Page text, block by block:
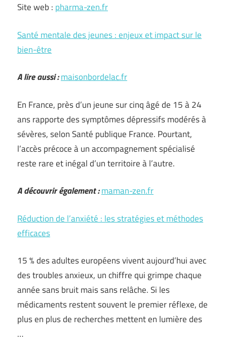
Site web : pharma-zen.fr
Santé mentale des jeunes : enjeux et impact sur le
bien-être
A lire aussi :maisonbordelac.fr
En France, près d’un jeune sur cinq âgé de 15 à 24
ans rapporte des symptômes dépressifs modérés à
sévères, selon Santé publique France. Pourtant,
l’accès précoce à un accompagnement spécialisé
reste rare et inégal d’un territoire à l’autre.
A découvrir également :maman-zen.fr
Réduction de l’anxiété : les stratégies et méthodes
efficaces
15 % des adultes européens vivent aujourd’hui avec
des troubles anxieux, un chiffre qui grimpe chaque
année sans bruit mais sans relâche. Si les
médicaments restent souvent le premier réflexe, de
plus en plus de recherches mettent en lumière des
…